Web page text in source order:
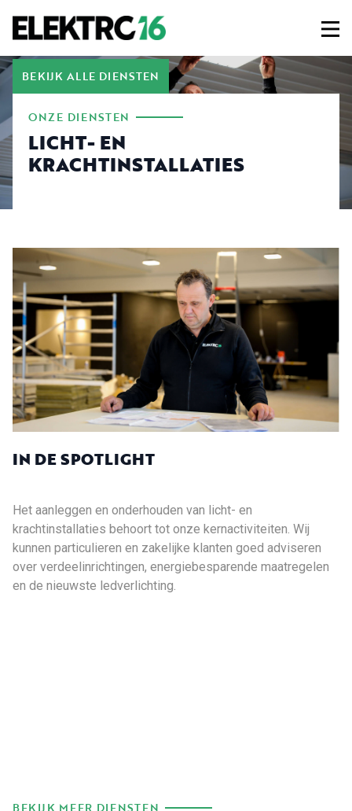
BEKIJK ALLE DIENSTEN
ONZE DIENSTEN
LICHT- EN
KRACHTINSTALLATIES
IN DE SPOTLIGHT
Het aanleggen en onderhouden van licht- en
krachtinstallaties behoort tot onze kernactiviteiten. Wij
kunnen particulieren en zakelijke klanten goed adviseren
over verdeelinrichtingen, energiebesparende maatregelen
en de nieuwste ledverlichting.
BEKIJK MEER DIENSTEN